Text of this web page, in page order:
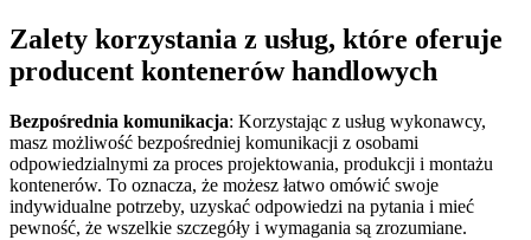
Zalety korzystania z usług, które oferuje
producent kontenerów handlowych
Bezpośrednia komunikacja: Korzystając z usług wykonawcy,
masz możliwość bezpośredniej komunikacji z osobami
odpowiedzialnymi za proces projektowania, produkcji i montażu
kontenerów. To oznacza, że możesz łatwo omówić swoje
indywidualne potrzeby, uzyskać odpowiedzi na pytania i mieć
pewność, że wszelkie szczegóły i wymagania są zrozumiane.